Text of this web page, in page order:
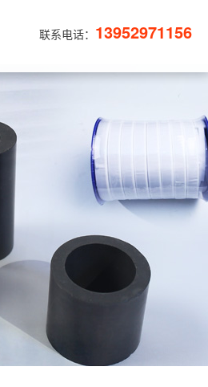
联系电话： 13952971156